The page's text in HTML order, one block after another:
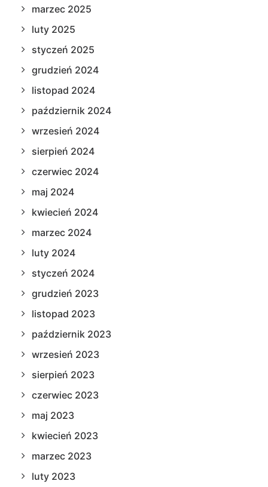
marzec 2025
luty 2025
styczeń 2025
grudzień 2024
listopad 2024
październik 2024
wrzesień 2024
sierpień 2024
czerwiec 2024
maj 2024
kwiecień 2024
marzec 2024
luty 2024
styczeń 2024
grudzień 2023
listopad 2023
październik 2023
wrzesień 2023
sierpień 2023
czerwiec 2023
maj 2023
kwiecień 2023
marzec 2023
luty 2023